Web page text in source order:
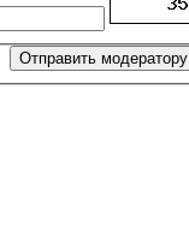
Отправить модератору